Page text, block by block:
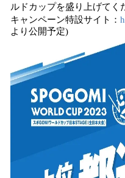
ルドカップを盛り上げてく
キャンペーン特設サイト：
より公開予定)